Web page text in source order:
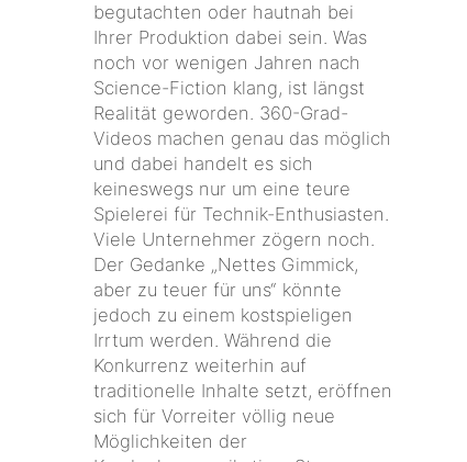
begutachten oder hautnah bei
Ihrer Produktion dabei sein. Was
noch vor wenigen Jahren nach
Science-Fiction klang, ist längst
Realität geworden. 360-Grad-
Videos machen genau das möglich
und dabei handelt es sich
keineswegs nur um eine teure
Spielerei für Technik-Enthusiasten.
Viele Unternehmer zögern noch.
Der Gedanke „Nettes Gimmick,
aber zu teuer für uns“ könnte
jedoch zu einem kostspieligen
Irrtum werden. Während die
Konkurrenz weiterhin auf
traditionelle Inhalte setzt, eröffnen
sich für Vorreiter völlig neue
Möglichkeiten der